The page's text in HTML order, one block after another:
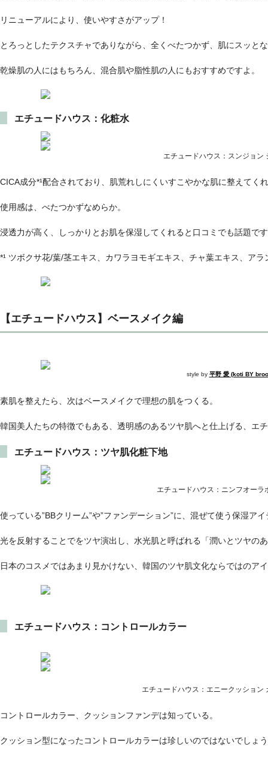
リニューアルにより、使いやすさがアップ！
とろっとしたテクスチャでありながら、全くべたつかず、肌にスッと
乾燥肌の人にはもちろん、混合肌や脂性肌の人にもおすすめですよ。
エチュードハウス：化粧水
エチュードハウス：スンジョン
CICA成分*¹配合されており、肌荒れしにくいすこやかな肌に整えてく
使用感は、べたつかずなめらか。
浸透力が高く、しっかりとお肌を保湿してくれると口コミでも話題で
*¹ ツボクサ花/葉/茎エキス、カワラヨモギエキス、チャ葉エキス、ア
【エチュードハウス】ベースメイク編
style by 平野 愛 (koti BY
素肌を整えたら、次はベースメイクで理想の肌をつくる。
韓国美人たちの特徴でもある、透明感のあるツヤ肌へと仕上げる、
エチュードハウス：ツヤ肌化粧下地
エチュードハウス：ニンフオーラ
使っている”BBクリーム”や”ファンデーション”に、混ぜて使う保湿ア
光を反射することでをツヤ演出し、水光肌と呼ばれる「潤いとツヤの
日本のコスメではあまり見かけない、韓国のツヤ肌文化ならではのア
エチュードハウス：コントロールカラー
エチュードハウス：エニークッション
コントロールカラー、クッションファンデは知っている。
クッション型になったコントロールカラーは珍しいのではないでしょ